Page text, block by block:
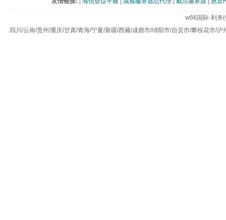
w66国际·利
四川/云南/贵州/重庆/甘肃/青海/宁夏/新疆/西藏/成都市/绵阳市/自贡市/攀枝